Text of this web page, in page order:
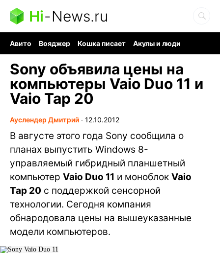
Hi-News.ru
Авито Вояджер Кошка писает
Акулы и люди
Sony объявила цены на
компьютеры Vaio Duo 11 и
Vaio Tap 20
Ауслендер Дмитрий ∙ 12.10.2012
В августе этого года Sony сообщила о
планах выпустить Windows 8-
управляемый гибридный планшетный
компьютер Vaio Duo 11 и моноблок Vaio
Tap 20 с поддержкой сенсорной
технологии. Сегодня компания
обнародовала цены на вышеуказанные
модели компьютеров.